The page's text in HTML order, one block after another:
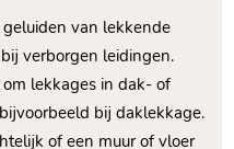
van lekkende
verborgen leidingen.
lekkages in dak- of
bij daklekkage.
of een muur of vloer